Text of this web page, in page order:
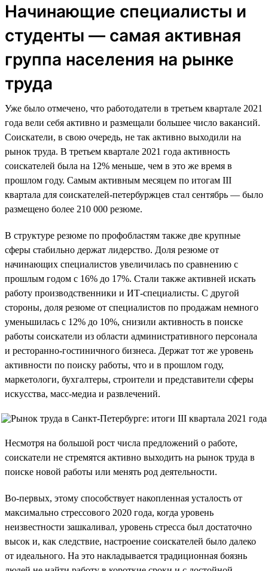
Начинающие специалисты и
студенты — самая активная
группа населения на рынке
труда
Уже было отмечено, что работодатели в третьем квартале 2021
года вели себя активно и размещали большее число вакансий.
Соискатели, в свою очередь, не так активно выходили на
рынок труда. В третьем квартале 2021 года активность
соискателей была на 12% меньше, чем в это же время в
прошлом году. Самым активным месяцем по итогам III
квартала для соискателей-петербуржцев стал сентябрь — было
размещено более 210 000 резюме.
В структуре резюме по профобластям также две крупные
сферы стабильно держат лидерство. Доля резюме от
начинающих специалистов увеличилась по сравнению с
прошлым годом c 16% до 17%. Стали также активней искать
работу производственники и ИТ-специалисты. С другой
стороны, доля резюме от специалистов по продажам немного
уменьшилась с 12% до 10%, снизили активность в поиске
работы соискатели из области административного персонала
и ресторанно-гостиничного бизнеса. Держат тот же уровень
активности по поиску работы, что и в прошлом году,
маркетологи, бухгалтеры, строители и представители сферы
искусства, масс-медиа и развлечений.
Несмотря на большой рост числа предложений о работе,
соискатели не стремятся активно выходить на рынок труда в
поиске новой работы или менять род деятельности.
Во-первых, этому способствует накопленная усталость от
максимально стрессового 2020 года, когда уровень
неизвестности зашкаливал, уровень стресса был достаточно
высок и, как следствие, настроение соискателей было далеко
от идеального. На это накладывается традиционная боязнь